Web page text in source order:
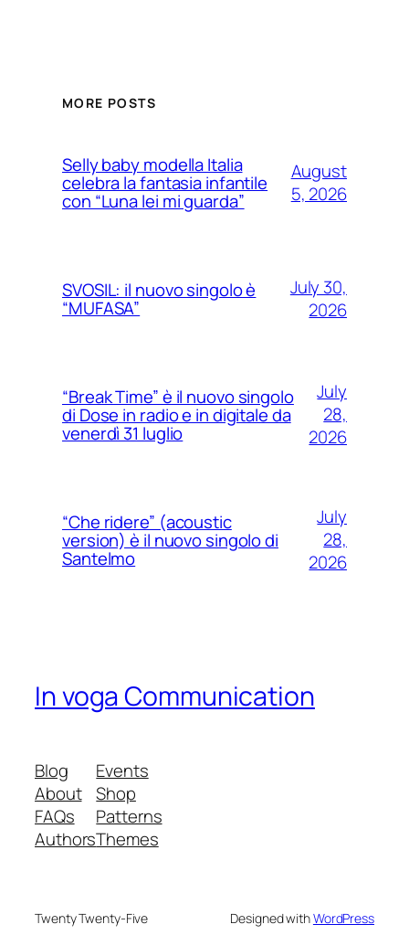
MORE POSTS
Selly baby modella Italia
celebra la fantasia infantile
con “Luna lei mi guarda”
August
5, 2026
SVOSIL: il nuovo singolo è
“MUFASA”
July 30,
2026
“Break Time” è il nuovo singolo
di Dose in radio e in digitale da
venerdì 31 luglio
July
28,
2026
“Che ridere” (acoustic
version) è il nuovo singolo di
Santelmo
July
28,
2026
In voga Communication
Blog
About
FAQs
Authors
Events
Shop
Patterns
Themes
Twenty Twenty-Five Designed withWordPress